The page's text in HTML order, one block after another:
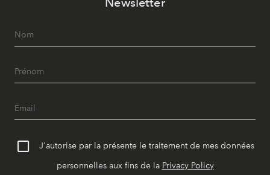
J'autorise par la présente le traitement de mes données
personnelles aux fins de la Privacy Policy